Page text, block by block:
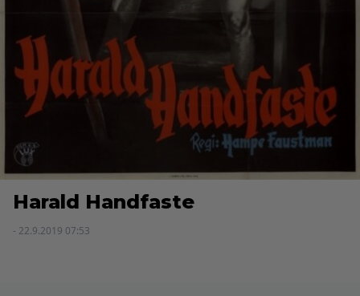
Harald Handfaste
- 22.9.2019 07:53